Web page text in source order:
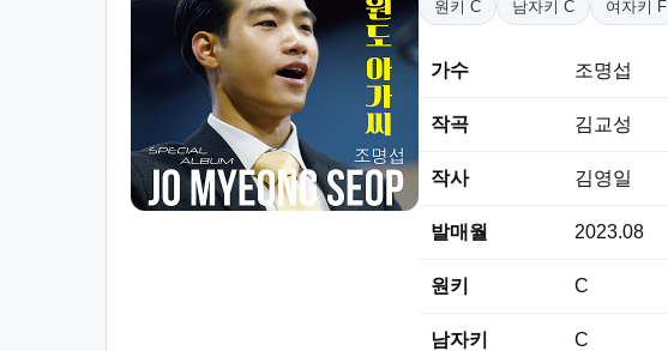
원키 C 남자키 C 여자키 F
가수 조명섭
작곡 김교성
작사 김영일
발매월 2023.08
원키 C
남자키 C